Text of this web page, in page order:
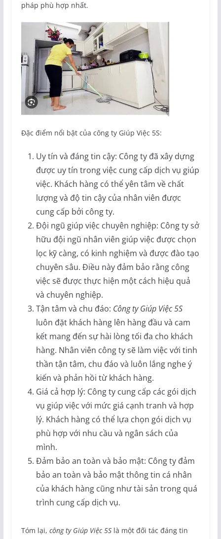
pháp phù hợp nhất.
Đặc điểm nổi bật của công ty Giúp Việc 5S:
Uy tín và đáng tin cậy: Công ty đã xây dựng
được uy tín trong việc cung cấp dịch vụ giúp
việc. Khách hàng có thể yên tâm về chất
lượng và độ tin cậy của nhân viên được
cung cấp bởi công ty.
Đội ngũ giúp việc chuyên nghiệp: Công ty sở
hữu đội ngũ nhân viên giúp việc được chọn
lọc kỹ càng, có kinh nghiệm và được đào tạo
chuyên sâu. Điều này đảm bảo rằng công
việc sẽ được thực hiện một cách hiệu quả
và chuyên nghiệp.
Tận tâm và chu đáo: Công ty Giúp Việc 5S
luôn đặt khách hàng lên hàng đầu và cam
kết mang đến sự hài lòng tối đa cho khách
hàng. Nhân viên công ty sẽ làm việc với tinh
thần tận tâm, chu đáo và luôn lắng nghe ý
kiến và phản hồi từ khách hàng.
Giá cả hợp lý: Công ty cung cấp các gói dịch
vụ giúp việc với mức giá cạnh tranh và hợp
lý. Khách hàng có thể lựa chọn gói dịch vụ
phù hợp với nhu cầu và ngân sách của
mình.
Đảm bảo an toàn và bảo mật: Công ty đảm
bảo an toàn và bảo mật thông tin cá nhân
của khách hàng cũng như tài sản trong quá
trình cung cấp dịch vụ.
Tóm lại, công ty Giúp Việc 5Slà một đối tác đáng tin